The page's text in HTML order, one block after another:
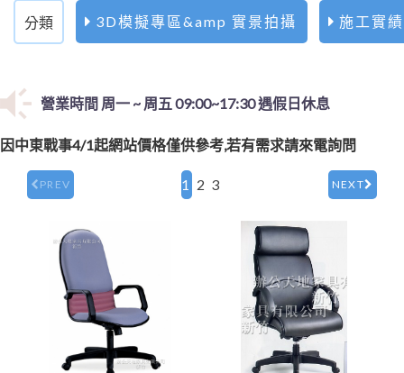
分類 3D模擬專區&amp 實景拍攝 施工實
最新
消息
因中東戰事4/1起網站價格僅供參考若有需求請來電詢問
營業時間 周一 ~ 周五 09:00~17:30 遇假日休息
因中東戰事4/1起網站價格僅供參考,若有需求請來電詢問
PREV 1 2 3 NEXT